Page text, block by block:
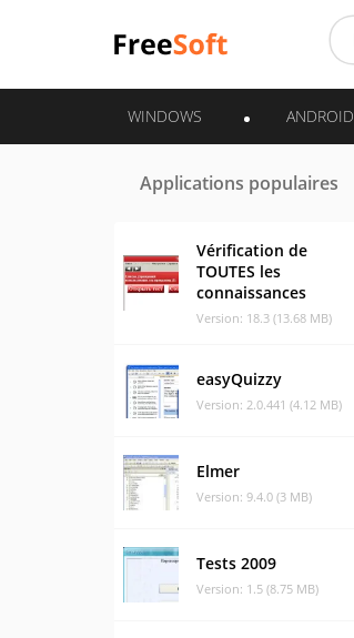
WINDOWS ANDROID
Applications populaires
Vérification de
TOUTES les
connaissances
Version: 18.3 (13.68 MB)
easyQuizzy
Version: 2.0.441 (4.12 MB)
Elmer
Version: 9.4.0 (3 MB)
Tests 2009
Version: 1.5 (8.75 MB)